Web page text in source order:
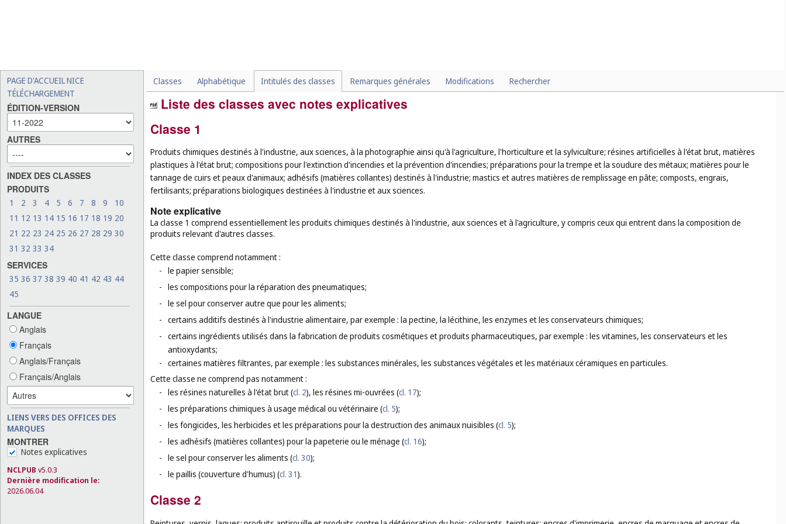
PAGE D'ACCUEIL NICE
TÉLÉCHARGEMENT
ÉDITION-VERSION
AUTRES
INDEX DES CLASSES
PRODUITS
1 2 3 4 5 6 7 8 9
10
11 12 13 14 15 16 17 18 19 20
21 22 23 24 25 26 27 28 29 30
31 32 33 34
SERVICES
35 36 37 38 39 40 41 42 43 44
45
LANGUE
Anglais
Français
Anglais/Français
Français/Anglais
LIENS VERS DES OFFICES DES
MARQUES
MONTRER
Notes explicatives
NCLPUB v5.0.3
Dernière modification le:
2026.06.04
Classes Alphabétique Intitulés des classes Remarques générales Modifications Rechercher
Liste des classes avec notes explicatives
Classe 1
Produits chimiques destinés à l'industrie, aux sciences, à la photographie ainsi qu'à l'agriculture, l'horticulture et la sylviculture; résines artificielles à l'état brut, matières
plastiques à l'état brut; compositions pour l'extinction d'incendies et la prévention d'incendies; préparations pour la trempe et la soudure des métaux; matières pour le
tannage de cuirs et peaux d'animaux; adhésifs (matières collantes) destinés à l'industrie; mastics et autres matières de remplissage en pâte; composts, engrais,
fertilisants; préparations biologiques destinées à l'industrie et aux sciences.
Note explicative
La classe 1 comprend essentiellement les produits chimiques destinés à l'industrie, aux sciences et à l'agriculture, y compris ceux qui entrent dans la composition de
produits relevant d'autres classes.
Cette classe comprend notamment :
- le papier sensible;
- les compositions pour la réparation des pneumatiques;
- le sel pour conserver autre que pour les aliments;
- certains additifs destinés à l'industrie alimentaire, par exemple : la pectine, la lécithine, les enzymes et les conservateurs chimiques;
- certains ingrédients utilisés dans la fabrication de produits cosmétiques et produits pharmaceutiques, par exemple : les vitamines, les conservateurs et les
antioxydants;
- certaines matières filtrantes, par exemple : les substances minérales, les substances végétales et les matériaux céramiques en particules.
Cette classe ne comprend pas notamment :
- les résines naturelles à l'état brut (cl. 2), les résines mi-ouvrées (cl. 17);
- les préparations chimiques à usage médical ou vétérinaire (cl. 5);
- les fongicides, les herbicides et les préparations pour la destruction des animaux nuisibles (cl. 5);
- les adhésifs (matières collantes) pour la papeterie ou le ménage (cl. 16);
- le sel pour conserver les aliments (cl. 30);
- le paillis (couverture d'humus) (cl. 31).
Classe 2